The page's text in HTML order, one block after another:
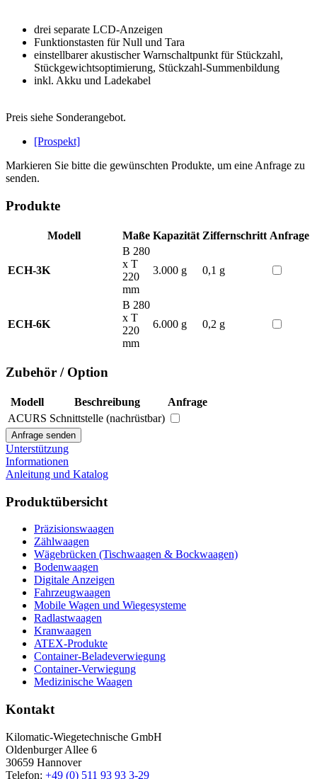
drei separate LCD-Anzeigen
Funktionstasten für Null und Tara
einstellbarer akustischer Warnschaltpunkt für Stückzahl,
Stückgewichtsoptimierung, Stückzahl-Summenbildung
inkl. Akku und Ladekabel
Preis siehe Sonderangebot.
[Prospekt]
Markieren Sie bitte die gewünschten Produkte, um eine Anfrage zu
senden.
Produkte
Modell Maße Kapazität Ziffernschritt Anfrage
ECH-3K
B 280
x T
220
mm
3.000 g 0,1 g
ECH-6K
B 280
x T
220
mm
6.000 g 0,2 g
Zubehör / Option
Modell Beschreibung
Anfrage
ACURS Schnittstelle (nachrüstbar)
Unterstützung
Informationen
Anleitung und Katalog
Produktübersicht
Präzisionswaagen
Zählwaagen
Wägebrücken (Tischwaagen & Bockwaagen)
Bodenwaagen
Digitale Anzeigen
Fahrzeugwaagen
Mobile Wagen und Wiegesysteme
Radlastwaagen
Kranwaagen
ATEX-Produkte
Container-Beladeverwiegung
Container-Verwiegung
Medizinische Waagen
Kontakt
Kilomatic-Wiegetechnische GmbH
Oldenburger Allee 6
30659 Hannover
Telefon: +49 (0) 511 93 93 3-29